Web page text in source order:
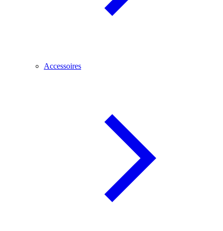
Accessoires